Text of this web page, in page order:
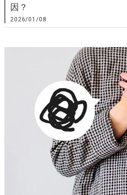
因？
2026/01/08